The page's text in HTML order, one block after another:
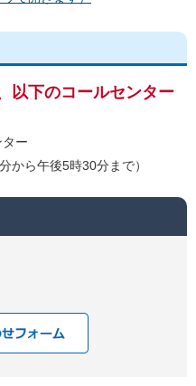
以下のコールセンター
ー
から午後5時30分まで）